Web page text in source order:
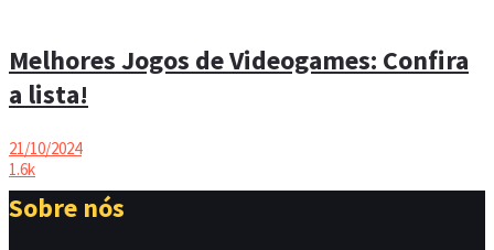
Melhores Jogos de Videogames: Confira
a lista!
21/10/2024
1.6k
Sobre nós